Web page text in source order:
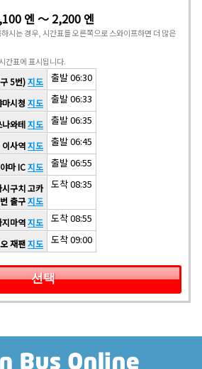
엔 ～ 2,200 엔
시는 경우, 시간표를 오른쪽으로 스와이프하면 더 많은
간표에 표시됩니다.
5번)지도 출발 06:30
시청 지도 출발 06:33
나와테지도 출발 06:35
이사역지도 출발 06:45
마 IC지도 출발 06:55
구치 고카
출구지도
도착 08:35
마역지도 도착 08:55
재팬지도 도착 09:00
선택